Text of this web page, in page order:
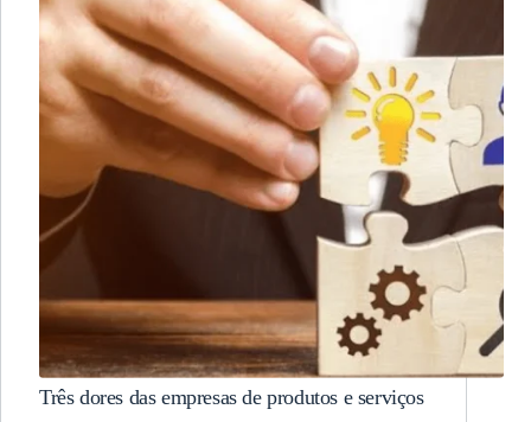
Três dores das empresas de produtos e serviços